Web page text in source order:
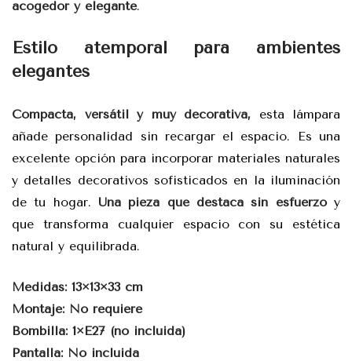
acogedor y elegante.
Estilo atemporal para ambientes
elegantes
Compacta, versátil y muy decorativa, esta lámpara
añade personalidad sin recargar el espacio. Es una
excelente opción para incorporar materiales naturales
y detalles decorativos sofisticados en la iluminación
de tu hogar. Una pieza que destaca sin esfuerzoy
que transforma cualquier espacio con su estética
natural y equilibrada.
Medidas: 13×13×33 cm
Montaje: No requiere
Bombilla: 1×E27 (no incluida)
Pantalla: No incluida